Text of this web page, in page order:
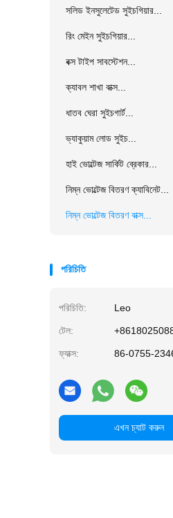
সলিড ইনসুলেটেড সুইচগিয়ার...
রিং মেইন সুইচগিয়ার...
বক্স টাইপ সাবস্টেশন...
ক্যাবল শাখা বাক্স...
ধাতব ঘেরা সুইচগার্ট...
ভ্যাকুয়াম লোড সুইচ...
হাই ভোল্টেজ সার্কিট ব্রেকার...
নিম্ন ভোল্টেজ বিতরণ ক্যাবিনেট...
নিম্ন ভোল্টেজ বিতরণ বাক্স...
পরিচিতি
পরিচিতি: Leo
টেল:
ফ্যাক্স: 86-0755-
এখন চ্যাট করুন